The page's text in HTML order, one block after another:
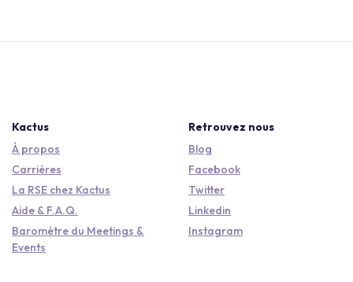
Kactus
À propos
Carrières
La RSE chez Kactus
Aide & F.A.Q.
Baromètre du Meetings &
Events
Retrouvez nous
Blog
Facebook
Twitter
Linkedin
Instagram